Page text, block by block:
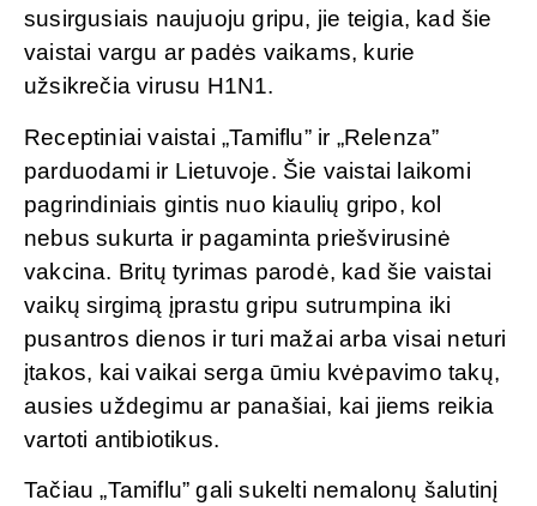
susirgusiais naujuoju gripu, jie teigia, kad šie
vaistai vargu ar padės vaikams, kurie
užsikrečia virusu H1N1.
Receptiniai vaistai „Tamiflu” ir „Relenza”
parduodami ir Lietuvoje. Šie vaistai laikomi
pagrindiniais gintis nuo kiaulių gripo, kol
nebus sukurta ir pagaminta priešvirusinė
vakcina. Britų tyrimas parodė, kad šie vaistai
vaikų sirgimą įprastu gripu sutrumpina iki
pusantros dienos ir turi mažai arba visai neturi
įtakos, kai vaikai serga ūmiu kvėpavimo takų,
ausies uždegimu ar panašiai, kai jiems reikia
vartoti antibiotikus.
Tačiau „Tamiflu” gali sukelti nemalonų šalutinį